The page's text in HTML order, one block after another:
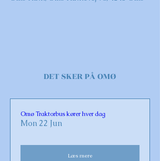
DET SKER PÅ OMØ
Omø Traktorbus kører hver dag
Mon 22 Jun
Læs mere